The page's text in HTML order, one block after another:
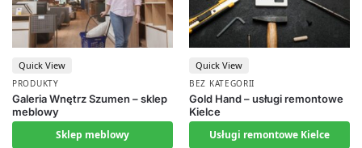
PRODUKTY
Galeria Wnętrz Szumen – sklep
meblowy
Sklep meblowy
Quick View
BEZ KATEGORII
Gold Hand – usługi remontowe
Kielce
Usługi remontowe Kielce
Quick View